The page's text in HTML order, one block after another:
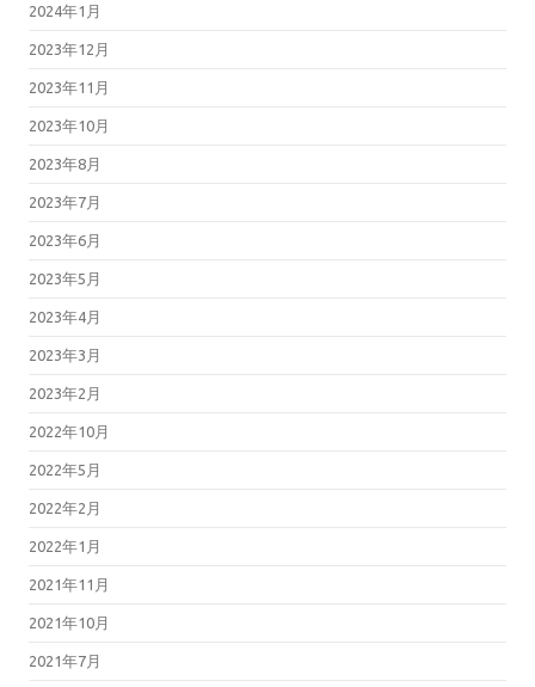
2024年1月
2023年12月
2023年11月
2023年10月
2023年8月
2023年7月
2023年6月
2023年5月
2023年4月
2023年3月
2023年2月
2022年10月
2022年5月
2022年2月
2022年1月
2021年11月
2021年10月
2021年7月